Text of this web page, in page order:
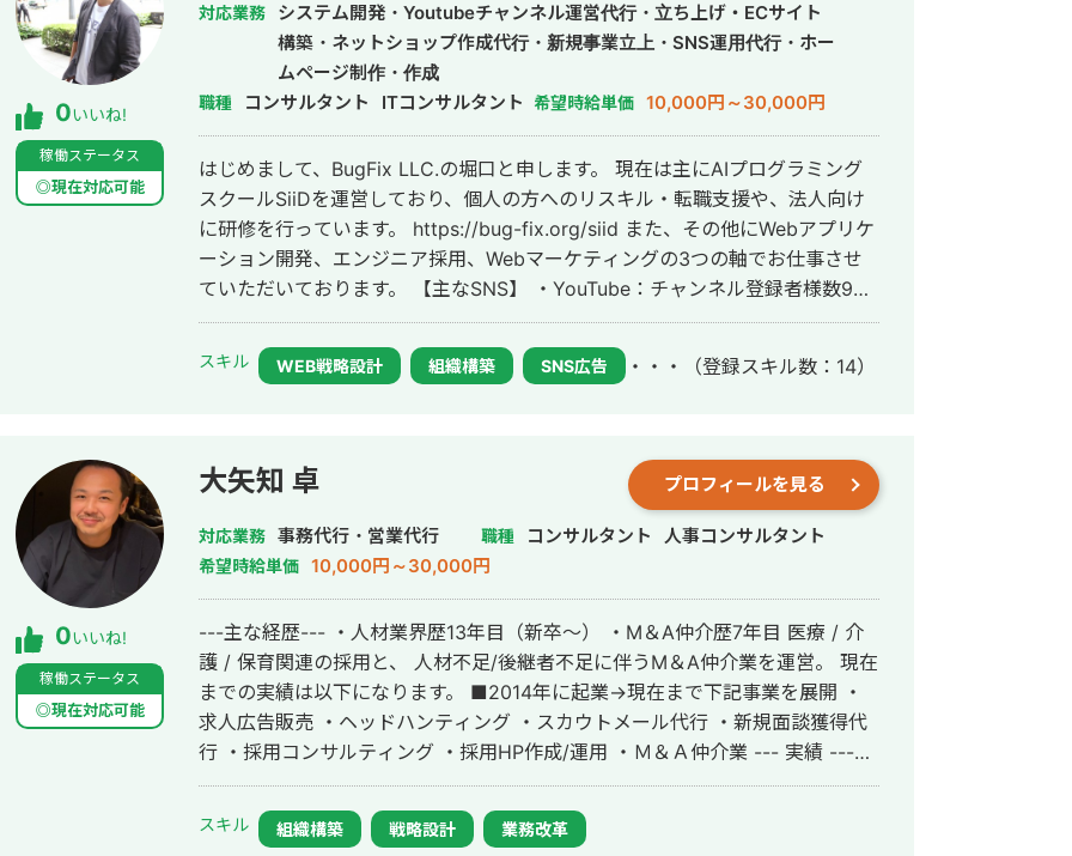
0いいね!
稼働ステータス
◎現在対応可能
対応業務
システム開発・Youtubeチャンネル運営代行・立ち上げ・ECサイト
構築・ネットショップ作成代行・新規事業立上・SNS運用代行・ホー
ムページ制作・作成
職種 コンサルタント ITコンサルタント 希望時給単価 10,000円～30,000円
はじめまして、BugFix LLC.の堀口と申します。 現在は主にAIプログラミング
スクールSiiDを運営しており、個人の方へのリスキル・転職支援や、法人向け
に研修を行っています。 https://bug-fix.org/siid また、その他にWebアプリケ
ーション開発、エンジニア採用、Webマーケティングの3つの軸でお仕事させ
ていただいております。 【主なSNS】 ・YouTube：チャンネル登録者様数9万
人 ・TikTok：フォロワー様1.3万人 ・Twitter：フォロワー様0.6万人 【略歴】
・2021.02 - 現在 独立し、toB向けWebコンサル、技術顧問、SNSマーケティ
ングに従事。 また2021年9月よりミネルバ大学院にてデータサイエンスを専攻
PM、人事に従事する。 在籍中に従業員100名体制、年間売上約2.5億ペソ（約
6億円）規模の組織にまで成長させる。 ・2012.09 - 2015.09 大学を卒業後、
LIG Inc.にWebデザイナー/エンジニアとしてジョイン。 在籍中にフロントエン
ドエンジニア、PMとしてWebサイト制作やWebアプリケーション開発に従事。
スキル WEB戦略設計 組織構築 SNS広告 ・・・ （登録スキル数：14）
0いいね!
稼働ステータス
◎現在対応可能
大矢知 卓 プロフィールを見る
対応業務 事務代行・営業代行 職種 コンサルタント 人事コンサルタント
希望時給単価 10,000円～30,000円
---主な経歴--- ・人材業界歴13年目（新卒～） ・M＆A仲介歴7年目 医療 / 介
護 / 保育関連の採用と、 人材不足/後継者不足に伴うM＆A仲介業を運営。 現在
までの実績は以下になります。 ■2014年に起業→現在まで下記事業を展開 ・
求人広告販売 ・ヘッドハンティング ・スカウトメール代行 ・新規面談獲得代
行 ・採用コンサルティング ・採用HP作成/運用 ・Ｍ＆Ａ仲介業 --- 実績 ---
※2024年6月現在の継続案件 ・スカウトメール代行 → 71法人契約中 ・新規
面談獲得代行 → 33法人契約中 ・採用コンサルティング → 28法人契約
中 ・採用HP運用 → 19法人契約中 --- その他実績 --- ・職業紹介 → 累計
スキル 組織構築 戦略設計 業務改革